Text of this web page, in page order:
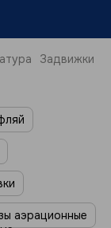
Задвижки
аэрационные